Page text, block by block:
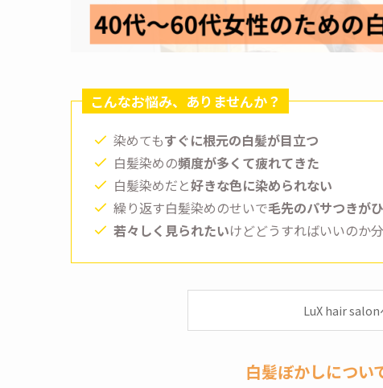
こんなお悩み、ありませんか？
染めてもすぐに根元の白髪が目立つ
白髪染めの頻度が多くて疲れてきた
白髪染めだと好きな色に染められない
繰り返す白髪染めのせいで毛先のパサつきが
若々しく見られたいけどどうすればいいのか
LuX hair salon
白髪ぼかしについ